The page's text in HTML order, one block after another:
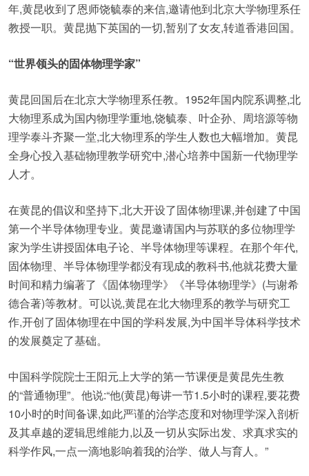
年,黄昆收到了恩师饶毓泰的来信,邀请他到北京大学物理系任
教授一职。黄昆抛下英国的一切,暂别了女友,转道香港回国。
“世界领头的固体物理学家”
黄昆回国后在北京大学物理系任教。1952年国内院系调整,北
大物理系成为国内物理学重地,饶毓泰、叶企孙、周培源等物
理学泰斗齐聚一堂,北大物理系的学生人数也大幅增加。黄昆
全身心投入基础物理教学研究中,潜心培养中国新一代物理学
人才。
在黄昆的倡议和坚持下,北大开设了固体物理课,并创建了中国
第一个半导体物理专业。黄昆邀请国内与苏联的多位物理学
家为学生讲授固体电子论、半导体物理等课程。在那个年代,
固体物理、半导体物理学都没有现成的教科书,他就花费大量
时间和精力编著了《固体物理学》《半导体物理学》(与谢希
德合著)等教材。可以说,黄昆在北大物理系的教学与研究工
作,开创了固体物理在中国的学科发展,为中国半导体科学技术
的发展奠定了基础。
中国科学院院士王阳元上大学的第一节课便是黄昆先生教
的“普通物理”。他说:“他(黄昆)每讲一节1.5小时的课程,要花费
10小时的时间备课,如此严谨的治学态度和对物理学深入剖析
及其卓越的逻辑思维能力,以及一切从实际出发、求真求实的
科学作风,一点一滴地影响着我的治学、做人与育人。”